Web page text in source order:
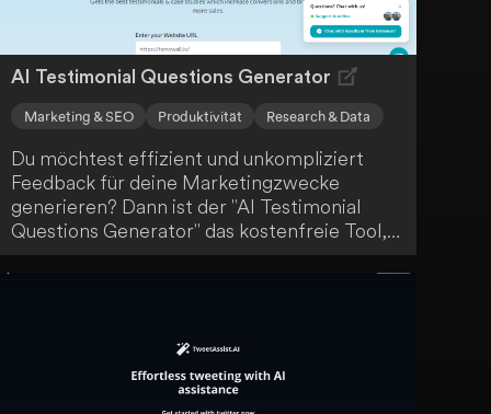
AI Testimonial Questions Generator
Marketing & SEO Produktivität Research & Data
Du möchtest effizient und unkompliziert
Feedback für deine Marketingzwecke
generieren? Dann ist der "AI Testimonial
Questions Generator" das kostenfreie Tool,
das du brauchst. Ohne Anmeldung kannst du
benutzerfreundlichen Instrument können
Unternehmen wie deines einfach und
effektiv Kundenmeinungen einholen.